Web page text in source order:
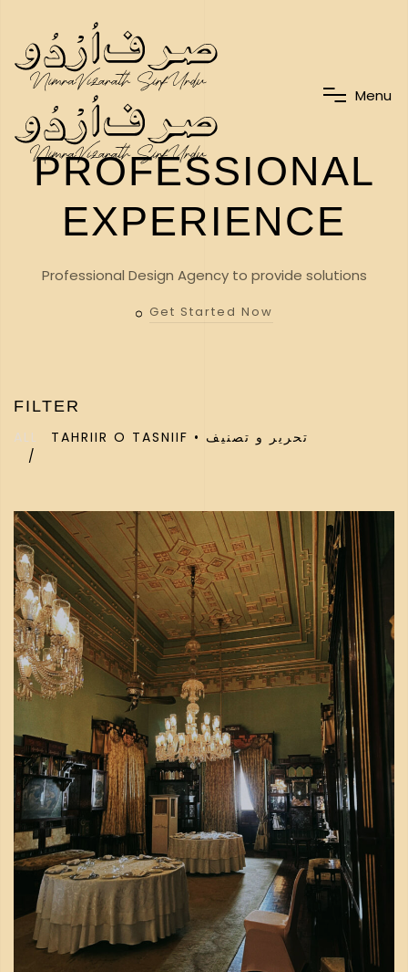
Menu
PROFESSIONAL
EXPERIENCE
Professional Design Agency to provide solutions
Get Started Now
FILTER
ALL
TAHRIIR O TASNIIF • تحریر و تصنیف